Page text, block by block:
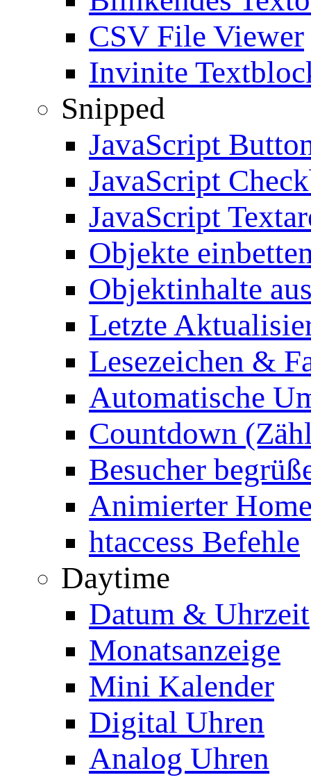
CSV File Viewer
Invinite
Snipped
JavaScript
JavaScript
JavaScript
Objekte
Objektinhalte
Letzte
Lesezeichen &
Automatische
Countdown
Besucher
Animierter
htaccess Befehle
Daytime
Datum & Uhrzeit
Monatsanzeige
Mini Kalender
Digital Uhren
Analog Uhren